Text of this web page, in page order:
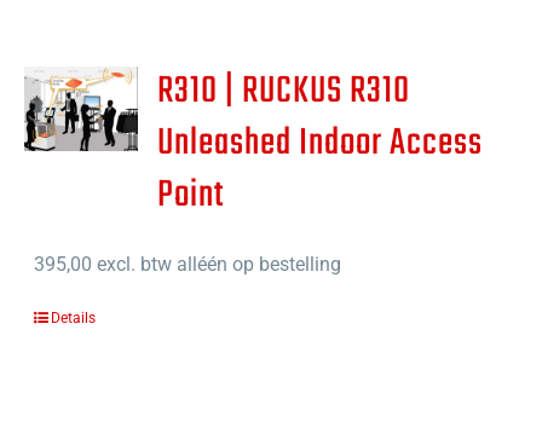
R310 | RUCKUS R310
Unleashed Indoor Access
Point
395,00 excl. btw alléén op bestelling
Details